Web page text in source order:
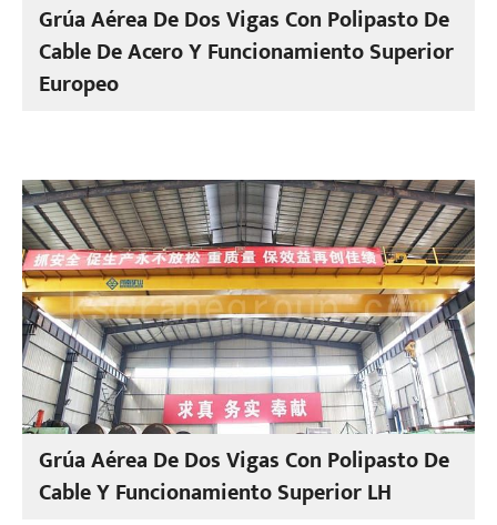
Grúa Aérea De Dos Vigas Con Polipasto De
Cable De Acero Y Funcionamiento Superior
Europeo
Grúa Aérea De Dos Vigas Con Polipasto De
Cable Y Funcionamiento Superior LH